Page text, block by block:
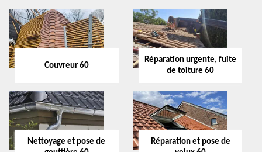
Couvreur 60
Réparation urgente, fuite
de toiture 60
Nettoyage et pose de
Réparation et pose de